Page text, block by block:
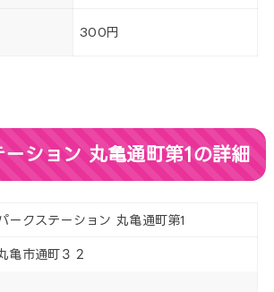
300円
ーション 丸亀通町第1の詳細
ークステーション 丸亀通町第1
亀市通町３２